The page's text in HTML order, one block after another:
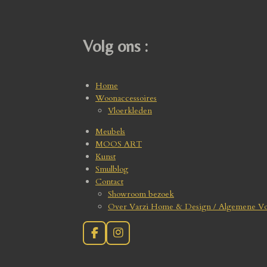
Volg ons :
Home
Woonaccessoires
Vloerkleden
Meubels
MOOS ART
Kunst
Smulblog
Contact
Showroom bezoek
Over Varzi Home & Design / Algemene
F
a
I
n